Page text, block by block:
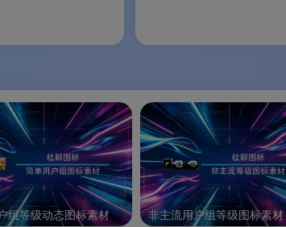
组等级动态图标素材 非主流用户组等级图标素材